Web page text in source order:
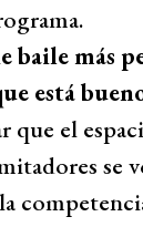
baile más
está
que el
se